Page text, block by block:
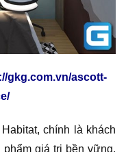
gkg.com.vn/ascott-
chính là khách
giá trị bền vững,